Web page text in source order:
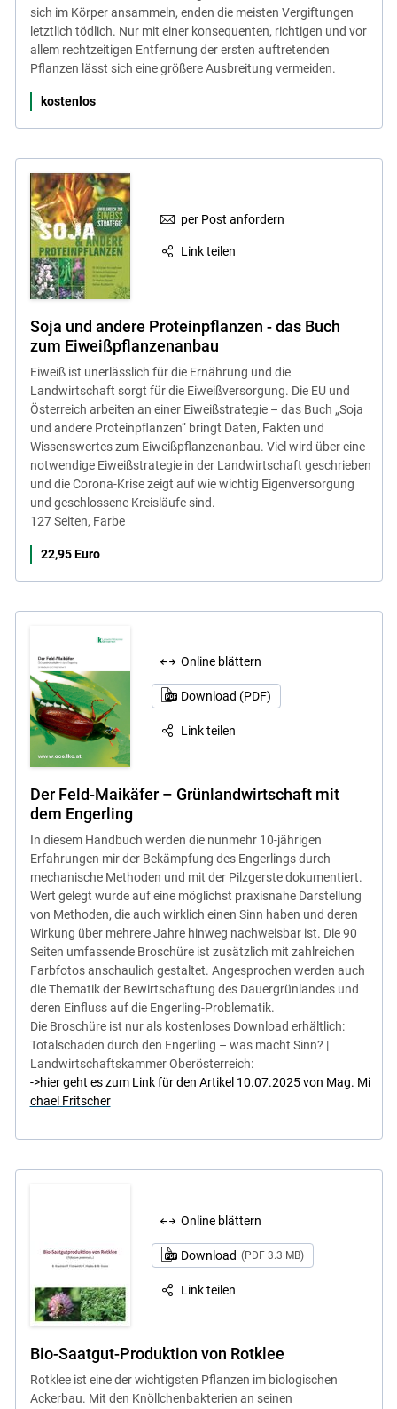
sich im Körper ansammeln, enden die meisten Vergiftungen
letztlich tödlich. Nur mit einer konsequenten, richtigen und vor
allem rechtzeitigen Entfernung der ersten auftretenden
Pflanzen lässt sich eine größere Ausbreitung vermeiden.
kostenlos
per Post anfordern
Link teilen
Soja und andere Proteinpflanzen - das Buch
zum Eiweißpflanzenanbau
Eiweiß ist unerlässlich für die Ernährung und die
Landwirtschaft sorgt für die Eiweißversorgung. Die EU und
Österreich arbeiten an einer Eiweißstrategie – das Buch „Soja
und andere Proteinpflanzen“ bringt Daten, Fakten und
Wissenswertes zum Eiweißpflanzenanbau. Viel wird über eine
notwendige Eiweißstrategie in der Landwirtschaft geschrieben
und die Corona-Krise zeigt auf wie wichtig Eigenversorgung
und geschlossene Kreisläufe sind.
127 Seiten, Farbe
22,95 Euro
Online blättern
Download (PDF)
Link teilen
Der Feld-Maikäfer – Grünlandwirtschaft mit
dem Engerling
In diesem Handbuch werden die nunmehr 10-jährigen
Erfahrungen mir der Bekämpfung des Engerlings durch
mechanische Methoden und mit der Pilzgerste dokumentiert.
Wert gelegt wurde auf eine möglichst praxisnahe Darstellung
von Methoden, die auch wirklich einen Sinn haben und deren
Wirkung über mehrere Jahre hinweg nachweisbar ist. Die 90
Seiten umfassende Broschüre ist zusätzlich mit zahlreichen
Farbfotos anschaulich gestaltet. Angesprochen werden auch
die Thematik der Bewirtschaftung des Dauergrünlandes und
deren Einfluss auf die Engerling-Problematik.
Die Broschüre ist nur als kostenloses Download erhältlich:
Totalschaden durch den Engerling – was macht Sinn? |
Landwirtschaftskammer Oberösterreich:
->hier geht es zum Link für den Artikel 10.07.2025 von Mag. Mi
chael Fritscher
Online blättern
Download (PDF 3.3 MB)
Link teilen
Bio-Saatgut-Produktion von Rotklee
Rotklee ist eine der wichtigsten Pflanzen im biologischen
Ackerbau. Mit den Knöllchenbakterien an seinen